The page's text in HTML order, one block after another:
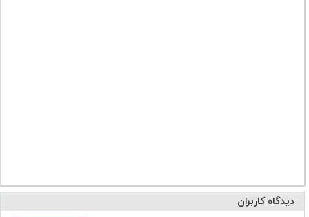
دیدگاه کاربران